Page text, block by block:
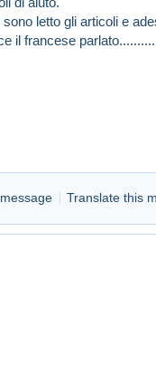
letto gli articoli e
il francese
Translate this